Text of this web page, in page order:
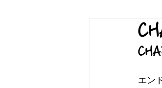
ファンタジー用
エン